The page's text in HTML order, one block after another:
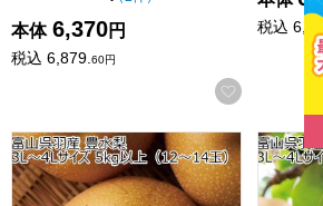
本体 6,370円
税込 6,879.60円
お気に入
税込
富山県呉羽産 豊水梨 3L〜4Lサイズ
富山県